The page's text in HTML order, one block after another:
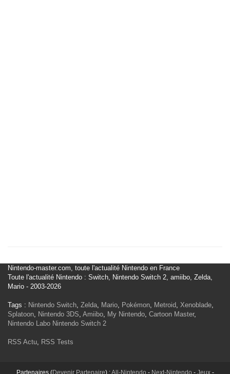
Nintendo-master.com, toute l'actualité Nintendo en France
Toute l'actualité Nintendo : Switch, Nintendo Switch 2, amiibo, Zelda,
Mario - 2003-2026
Tags : Nintendo Switch Zelda Mario Pokémon Metroid Xenoblade
Splatoon Nintendo 3DS Amiibo My Nintendo Cartoon Master,
Nintendo Labo Nintendo Switch 2
RSS Actu RSS Tests
Partenaires (Devenir Partenaire) :All-Nintendo - Next-Nintendo - Jeux-